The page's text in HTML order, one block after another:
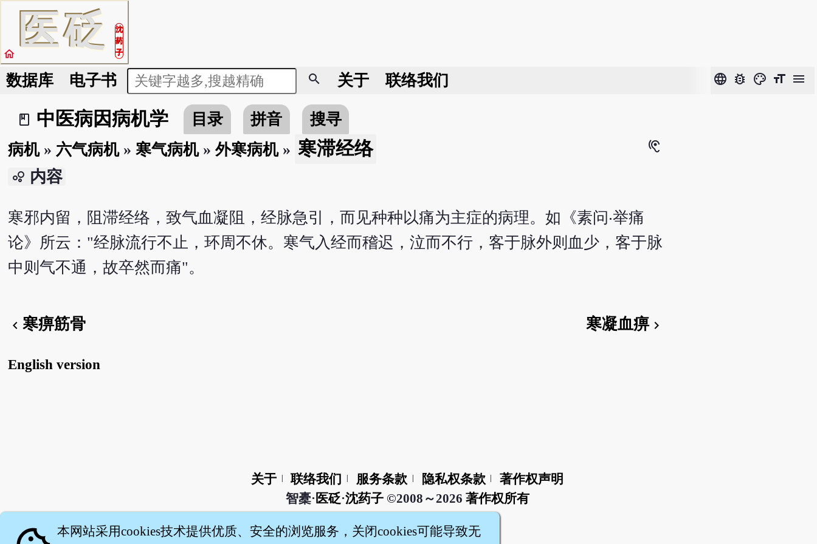
医砭
沈
药
子
home
数据库 电子书 search 关于 联络我们 language bug_report color_lens format_size menu
book_2
中医病因病机学 目录 拼音
搜寻
病机» 六气病机» 寒气病机» 外寒病机» 寒滞经络 hearing
bubble_chart 内容
寒邪内留，阻滞经络，致气血凝阻，经脉急引，而见种种以痛为主症的病理。如《素问‧举痛
论》所云："经脉流行不止，环周不休。寒气入经而稽迟，泣而不行，客于脉外则血少，客于脉
中则气不通，故卒然而痛"。
chevron_left 寒痹筋骨 寒凝血痹chevron_right
English version
关于 联络我们 服务条款 隐私权条款
著作权声明
智橐· 医砭·沈药子©2008～2026 著作权所有
本网站采用cookies技术提供优质、安全的浏览服务，关闭cookies可能导致无